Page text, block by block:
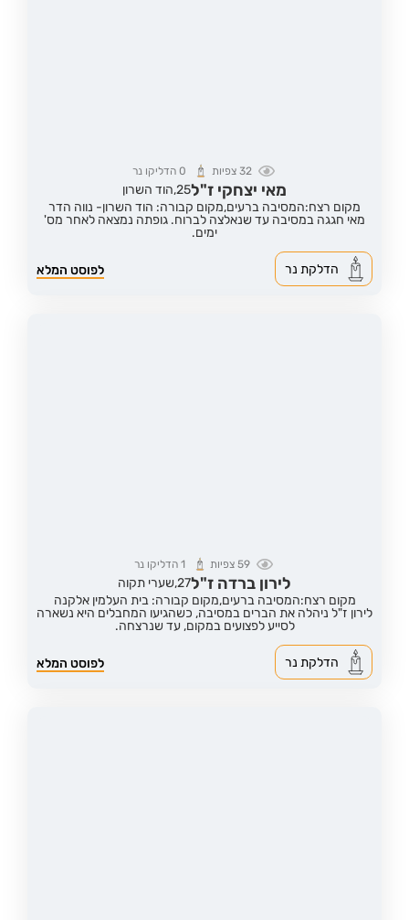
32 צפיות 0הדליקו נר
מאי יצחקי ז"ל25, הוד השרון
מקום רצח:המסיבה ברעים,מקום קבורה: הוד השרון- נווה הדר
מאי חגגה במסיבה עד שנאלצה לברוח. גופתה נמצאה לאחר מס'
ימים.
לפוסט המלא הדלקת נר
59צפיות 1 הדליקו נר
לירון ברדה ז"ל27, שערי תקוה
מקום רצח:המסיבה ברעים,מקום קבורה: בית העלמין אלקנה
לירון ז"ל ניהלה את הברים במסיבה, כשהגיעו המחבלים היא נשארה
לסייע לפצועים במקום, עד שנרצחה.
לפוסט המלא הדלקת נר